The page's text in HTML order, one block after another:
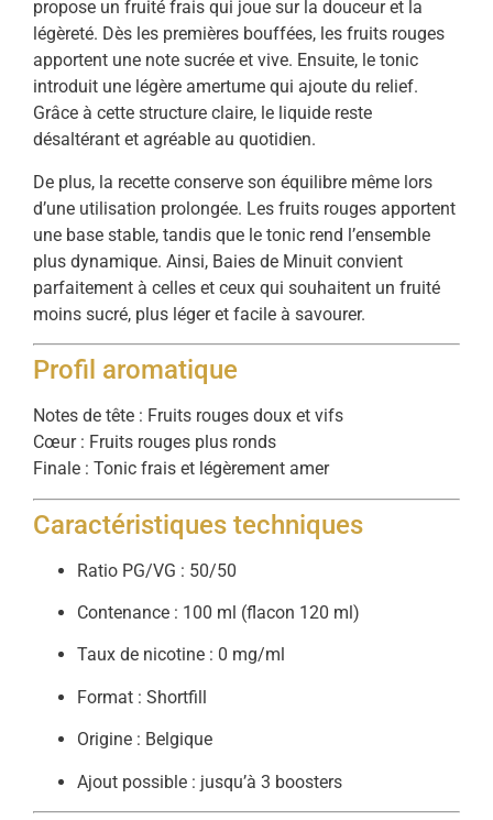
propose un fruité frais qui joue sur la douceur et la
légèreté. Dès les premières bouffées, les fruits rouges
apportent une note sucrée et vive. Ensuite, le tonic
introduit une légère amertume qui ajoute du relief.
Grâce à cette structure claire, le liquide reste
désaltérant et agréable au quotidien.
De plus, la recette conserve son équilibre même lors
d’une utilisation prolongée. Les fruits rouges apportent
une base stable, tandis que le tonic rend l’ensemble
plus dynamique. Ainsi, Baies de Minuit convient
parfaitement à celles et ceux qui souhaitent un fruité
moins sucré, plus léger et facile à savourer.
Profil aromatique
Notes de tête : Fruits rouges doux et vifs
Cœur : Fruits rouges plus ronds
Finale : Tonic frais et légèrement amer
Caractéristiques techniques
Ratio PG/VG : 50/50
Contenance : 100 ml (flacon 120 ml)
Taux de nicotine : 0 mg/ml
Format : Shortfill
Origine : Belgique
Ajout possible : jusqu’à 3 boosters